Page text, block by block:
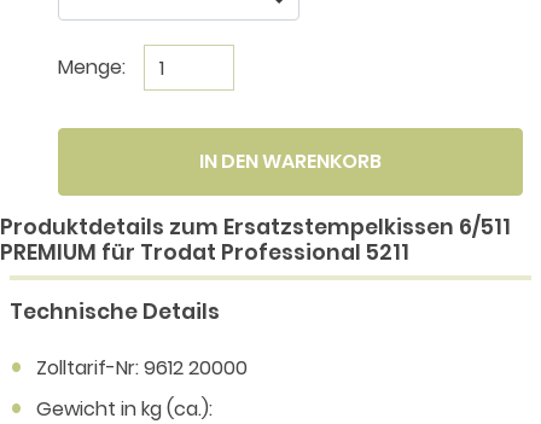
Menge:
IN DEN WARENKORB
Produktdetails zum Ersatzstempelkissen 6/511
PREMIUM für Trodat Professional 5211
Technische Details
Zolltarif-Nr: 9612 20000
Gewicht in kg (ca.):